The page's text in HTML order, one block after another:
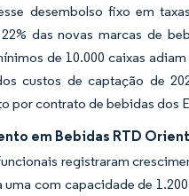
desembolso fixo em
das novas marcas de
de 10.000 caixas
custos de captação de
por contrato de bebidas dos
em Bebidas RTD
registraram
uma com capacidade de